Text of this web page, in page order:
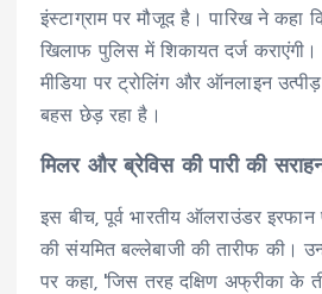
इंस्टाग्राम पर मौजूद है। पारिख ने कहा
खिलाफ पुलिस में शिकायत दर्ज
मीडिया पर ट्रोलिंग और ऑनलाइन
बहस छेड़ रहा है।
मिलर और ब्रेविस की पारी की
इस बीच, पूर्व भारतीय ऑलराउंडर इरफान
की संयमित बल्लेबाजी की तारीफ की।
पर कहा, 'जिस तरह दक्षिण अफ्रीका के